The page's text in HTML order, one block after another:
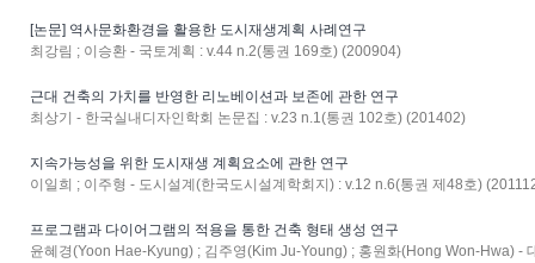
[논문] 역사문화환경을 활용한 도시재생계획 사례연구
최강림 ; 이승환 - 국토계획 : v.44 n.2(통권 169호) (200904)
근대 건축의 가치를 반영한 리노베이션과 보존에 관한 연구
최상기 - 한국실내디자인학회 논문집 : v.23 n.1(통권 102호) (201402)
지속가능성을 위한 도시재생 계획요소에 관한 연구
이일희 ; 이주형 - 도시설계(한국도시설계학회지) : v.12 n.6(통권 제48호)
프로그램과 다이어그램의 적용을 통한 건축 형태 생성 연구
윤혜경(Yoon Hae-Kyung) ; 김주영(Kim Ju-Young) ; 홍원화(Hong Won-Hwa) -